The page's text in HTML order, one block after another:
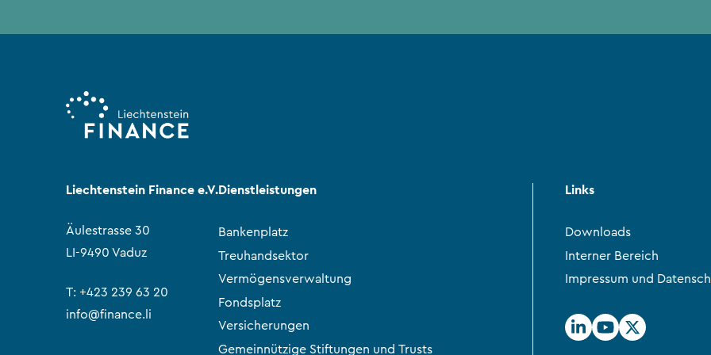
Liechtenstein Finance e.V.
Äulestrasse 30
LI-9490 Vaduz
T:+423 239 63 20
info@finance.li
Dienstleistungen
Bankenplatz
Treuhandsektor
Vermögensverwaltung
Fondsplatz
Versicherungen
Gemeinnützige Stiftungen und Trusts
Links
Downloads
Interner Bereich
Impressum und